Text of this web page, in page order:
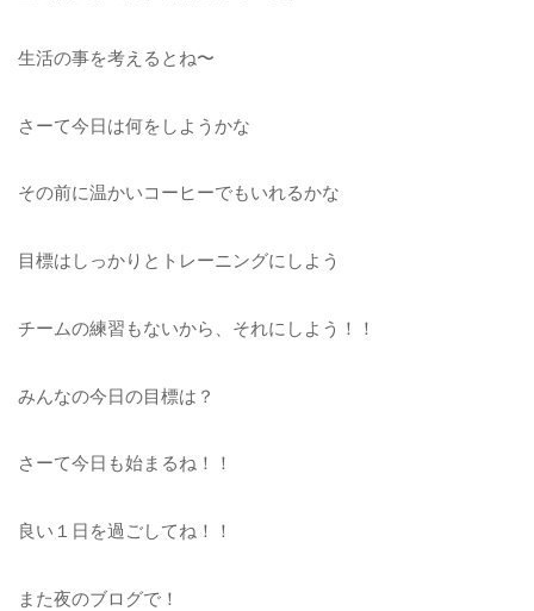
生活の事を考えるとね〜
さーて今日は何をしようかな
その前に温かいコーヒーでもいれるかな
目標はしっかりとトレーニングにしよう
チームの練習もないから、それにしよう！！
みんなの今日の目標は？
さーて今日も始まるね！！
良い１日を過ごしてね！！
また夜のブログで！